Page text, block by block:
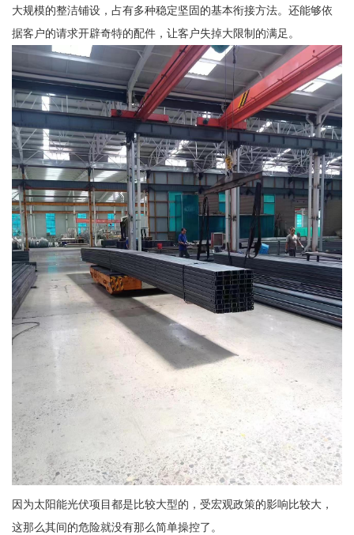
大规模的整洁铺设，占有多种稳定坚固的基本衔接方法。还能够依
据客户的请求开辟奇特的配件，让客户失掉大限制的满足。
因为太阳能光伏项目都是比较大型的，受宏观政策的影响比较大，
这那么其间的危险就没有那么简单操控了。